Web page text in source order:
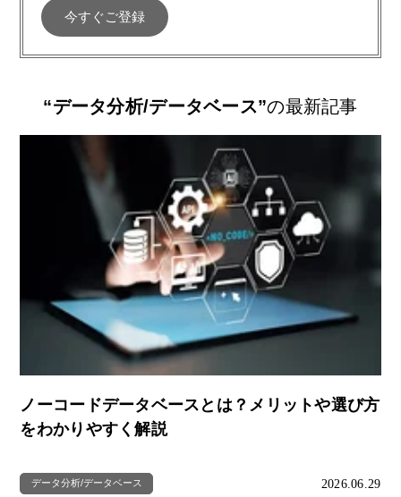
“データ分析/データベース”の最新記事
ノーコードデータベースとは？メリットや選び方
をわかりやすく解説
データ分析/データベース 2026.06.29